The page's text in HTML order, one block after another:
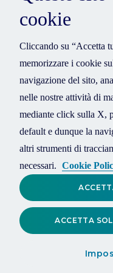
cookie
Cliccando su “Accetta
memorizzare i cookie
navigazione del sito,
nelle nostre attività di
mediante click sulla X,
default e dunque la
altri strumenti di
necessari. Cookie
ACCETTA